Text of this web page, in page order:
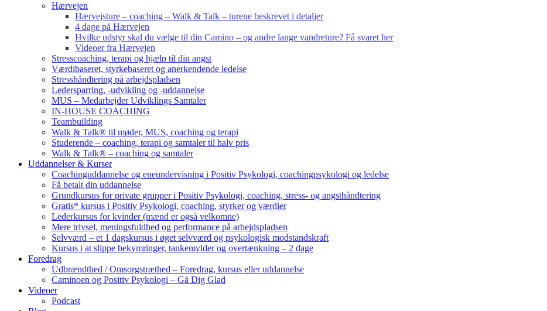
Hærvejen
Hærvejsture – coaching – Walk & Talk – turene beskrevet i detaljer
4 dage på Hærvejen
Hvilke udstyr skal du vælge til din Camino – og andre lange vandreture? Få svaret her
Videoer fra Hærvejen
Stresscoaching, terapi og hjælp til din angst
Værdibaseret, styrkebaseret og anerkendende ledelse
Stresshåndtering på arbejdspladsen
Ledersparring, -udvikling og -uddannelse
MUS – Medarbejder Udviklings Samtaler
IN-HOUSE COACHING
Teambuilding
Walk & Talk® til møder, MUS, coaching og terapi
Studerende – coaching, terapi og samtaler til halv pris
Walk & Talk® – coaching og samtaler
Uddannelser & Kurser
Coachinguddannelse og eneundervisning i Positiv Psykologi, coachingpsykologi og ledelse
Få betalt din uddannelse
Grundkursus for private grupper i Positiv Psykologi, coaching, stress- og angsthåndtering
Gratis* kursus i Positiv Psykologi, coaching, styrker og værdier
Lederkursus for kvinder (mænd er også velkomne)
Mere trivsel, meningsfuldhed og performance på arbejdspladsen
Selvværd – et 1 dagskursus i øget selvværd og psykologisk modstandskraft
Kursus i at slippe bekymringer, tankemylder og overtænkning – 2 dage
Foredrag
Udbrændthed / Omsorgstræthed – Foredrag, kursus eller uddannelse
Caminoen og Positiv Psykologi – Gå Dig Glad
Videoer
Podcast